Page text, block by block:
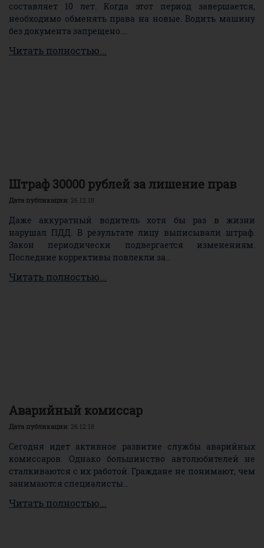
составляет 10 лет. Когда этот период завершается,
необходимо обменять права на новые. Водить машину
без документа запрещено....
Читать полностью...
Штраф 30000 рублей за лишение прав
Дата публикации: 26.12.18
Даже аккуратный водитель хотя бы раз в жизни
нарушал ПДД. В результате лицу выписывали штраф.
Закон периодически подвергается изменениям.
Последние коррективы повлекли за...
Читать полностью...
Аварийный комиссар
Дата публикации: 26.12.18
Сегодня идет активное развитие службы аварийных
комиссаров. Однако большинство автолюбителей не
сталкиваются с их работой. Граждане не понимают, чем
занимаются специалисты...
Читать полностью...